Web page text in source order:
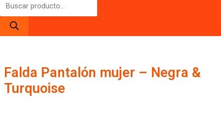
Falda Pantalón mujer – Negra &
Turquoise